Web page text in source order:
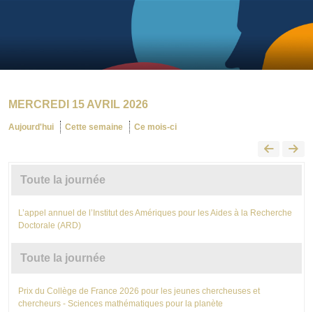
MERCREDI 15 AVRIL 2026
Aujourd'hui Cette semaine Ce mois-ci
Toute la journée
L’appel annuel de l’Institut des Amériques pour les Aides à la Recherche
Doctorale (ARD)
Toute la journée
Prix du Collège de France 2026 pour les jeunes chercheuses et
chercheurs - Sciences mathématiques pour la planète